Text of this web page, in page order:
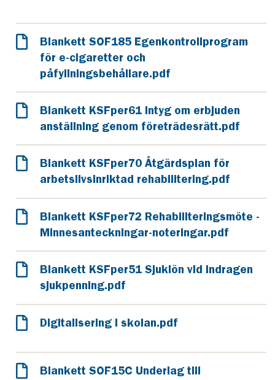
Blankett SOF185 Egenkontrollprogram
för e-cigaretter och
påfyllningsbehållare.pdf
Blankett KSFper61 Intyg om erbjuden
anställning genom företrädesrätt.pdf
Blankett KSFper70 Åtgärdsplan för
arbetslivsinriktad rehabilitering.pdf
Blankett KSFper72 Rehabiliteringsmöte -
Minnesanteckningar-noteringar.pdf
Blankett KSFper51 Sjuklön vid indragen
sjukpenning.pdf
Digitalisering i skolan.pdf
Blankett SOF15C Underlag till